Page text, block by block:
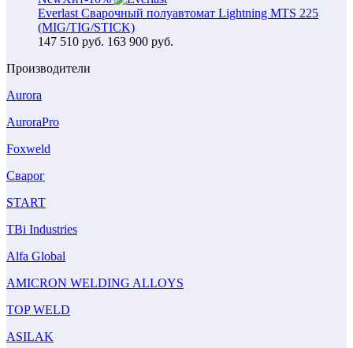
Everlast Сварочный полуавтомат Lightning MTS 225
(MIG/TIG/STICK)
147 510 руб. 163 900 руб.
Производители
Aurora
AuroraPro
Foxweld
Сварог
START
TBi Industries
Alfa Global
AMICRON WELDING ALLOYS
TOP WELD
ASILAK